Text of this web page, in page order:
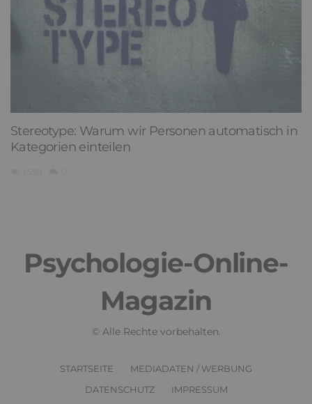
Stereotype: Warum wir Personen automatisch in
Kategorien einteilen
Psychologie-Online-
Magazin
© Alle Rechte vorbehalten.
STARTSEITE
MEDIADATEN / WERBUNG
DATENSCHUTZ
IMPRESSUM